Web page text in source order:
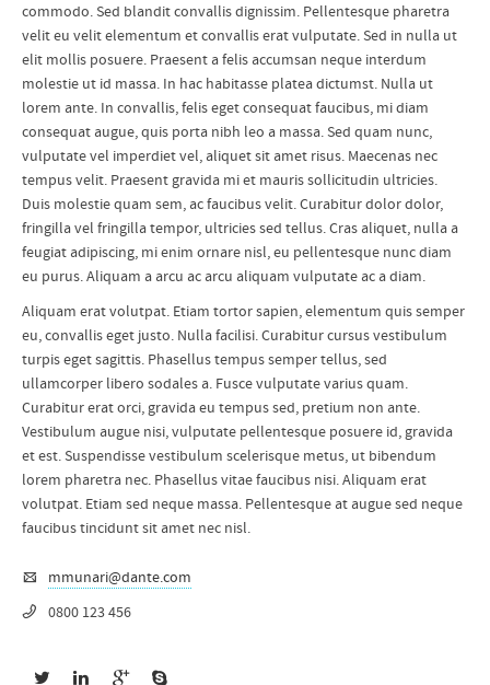
commodo. Sed blandit convallis dignissim. Pellentesque pharetra
velit eu velit elementum et convallis erat vulputate. Sed in nulla ut
elit mollis posuere. Praesent a felis accumsan neque interdum
molestie ut id massa. In hac habitasse platea dictumst. Nulla ut
lorem ante. In convallis, felis eget consequat faucibus, mi diam
consequat augue, quis porta nibh leo a massa. Sed quam nunc,
vulputate vel imperdiet vel, aliquet sit amet risus. Maecenas nec
tempus velit. Praesent gravida mi et mauris sollicitudin ultricies.
Duis molestie quam sem, ac faucibus velit. Curabitur dolor dolor,
fringilla vel fringilla tempor, ultricies sed tellus. Cras aliquet, nulla a
feugiat adipiscing, mi enim ornare nisl, eu pellentesque nunc diam
eu purus. Aliquam a arcu ac arcu aliquam vulputate ac a diam.
Aliquam erat volutpat. Etiam tortor sapien, elementum quis semper
eu, convallis eget justo. Nulla facilisi. Curabitur cursus vestibulum
turpis eget sagittis. Phasellus tempus semper tellus, sed
ullamcorper libero sodales a. Fusce vulputate varius quam.
Curabitur erat orci, gravida eu tempus sed, pretium non ante.
Vestibulum augue nisi, vulputate pellentesque posuere id, gravida
et est. Suspendisse vestibulum scelerisque metus, ut bibendum
lorem pharetra nec. Phasellus vitae faucibus nisi. Aliquam erat
volutpat. Etiam sed neque massa. Pellentesque at augue sed neque
faucibus tincidunt sit amet nec nisl.
mmunari@dante.com
0800 123 456